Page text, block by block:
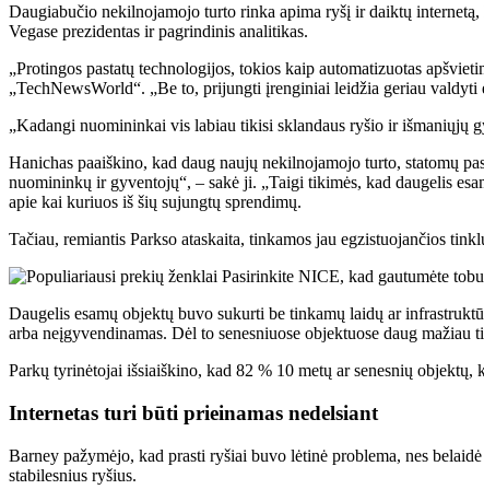
Daugiabučio nekilnojamojo turto rinka apima ryšį ir daiktų
Vegase prezidentas ir pagrindinis analitikas.
„Protingos pastatų technologijos, tokios kaip automatizuotas
„TechNewsWorld“. „Be to, prijungti įrenginiai leidžia geriau
„Kadangi nuomininkai vis labiau tikisi sklandaus ryšio ir išmaniųjų
Hanichas paaiškino, kad daug naujų nekilnojamojo turto, statomų
nuomininkų ir gyventojų“, – sakė ji. „Taigi tikimės, kad daugelis
apie kai kuriuos iš šių sujungtų sprendimų.
Tačiau, remiantis Parkso ataskaita, tinkamos jau egzistuojančios
Daugelis esamų objektų buvo sukurti be tinkamų laidų ar
arba neįgyvendinamas. Dėl to senesniuose objektuose daug
Parkų tyrinėtojai išsiaiškino, kad 82 % 10 metų ar senesnių
Internetas turi būti prieinamas nedelsiant
Barney pažymėjo, kad prasti ryšiai buvo lėtinė problema, nes
stabilesnius ryšius.